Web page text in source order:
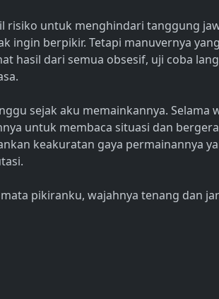
risiko untuk menghindari tanggung
ingin berpikir. Tetapi manuvernya
hasil dari semua obsesif, uji coba
sejak aku memainkannya. Selama
untuk membaca situasi dan
keakuratan gaya permainannya
pikiranku, wajahnya tenang dan